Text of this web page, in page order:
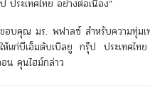
ประเทศไทย อย่างต่อเนื่อง”
อบคุณ มร. พฟาลซ์ สำหรับความทุ่มเ
ให้แก่บีเอ็มดับเบิลยู กรุ๊ป ประเทศไ
น คุนไฮม์กล่าว